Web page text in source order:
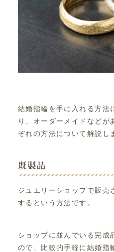
結婚指輪を手に入れる方法
り、オーダーメイドなどが
ぞれの方法について解説し
既製品
ジュエリーショップで販売
するという方法です。
ショップに並んでいる完成
ので、比較的手軽に結婚指